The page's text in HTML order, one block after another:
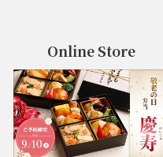
Online Store